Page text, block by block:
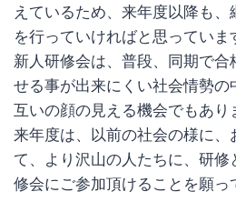
えているため、来年度以降も
を行っていければと思っていま
新人研修会は、普段、同期で
せる事が出来にくい社会情勢の
互いの顔の見える機会でもあり
来年度は、以前の社会の様に、
て、より沢山の人たちに、研
修会にご参加頂けることを願っ